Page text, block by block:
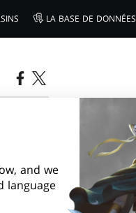
LA BASE DE DONNÉES
and we
language